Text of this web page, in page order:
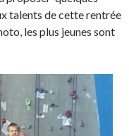
talents de cette rentrée
les plus jeunes sont